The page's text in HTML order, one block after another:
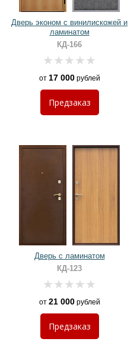
Дверь эконом с винилискожей и
ламинатом
КД-166
от 17 000рублей
Предзаказ
Дверь с ламинатом
КД-123
от 21 000рублей
Предзаказ